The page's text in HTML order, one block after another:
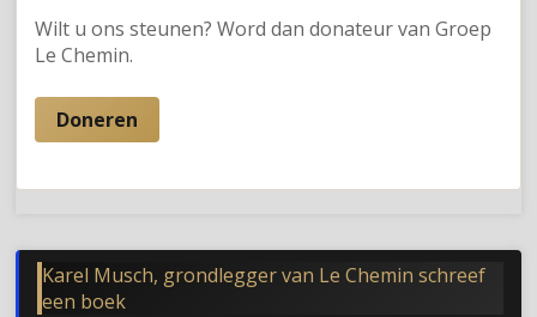
Wilt u ons steunen? Word dan donateur van Groep
Le Chemin.
Doneren
Karel Musch, grondlegger van Le Chemin schreef
een boek